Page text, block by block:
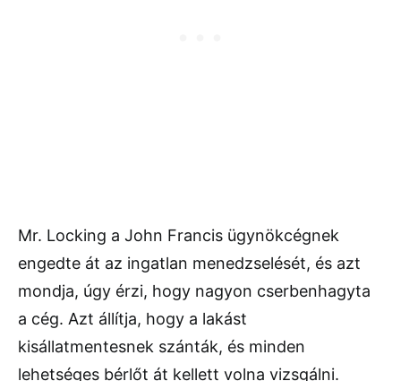
Mr. Locking a John Francis ügynökcégnek
engedte át az ingatlan menedzselését, és azt
mondja, úgy érzi, hogy nagyon cserbenhagyta
a cég. Azt állítja, hogy a lakást
kisállatmentesnek szánták, és minden
lehetséges bérlőt át kellett volna vizsgálni.